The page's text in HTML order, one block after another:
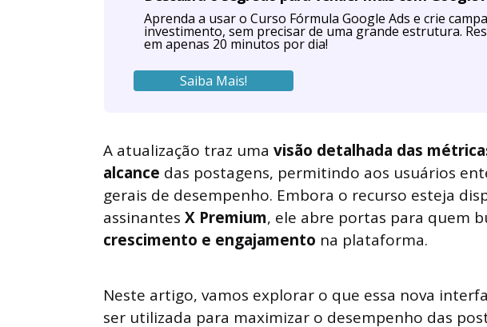
Aprenda a usar o Curso Fórmula Google Ads e crie
investimento, sem precisar de uma grande estrutura.
em apenas 20 minutos por dia!
Saiba Mais!
A atualização traz uma visão detalhada das
alcance das postagens, permitindo aos usuários
gerais de desempenho. Embora o recurso esteja
assinantes X Premium, ele abre portas para quem
crescimento e engajamento na plataforma.
Neste artigo, vamos explorar o que essa nova
ser utilizada para maximizar o desempenho das